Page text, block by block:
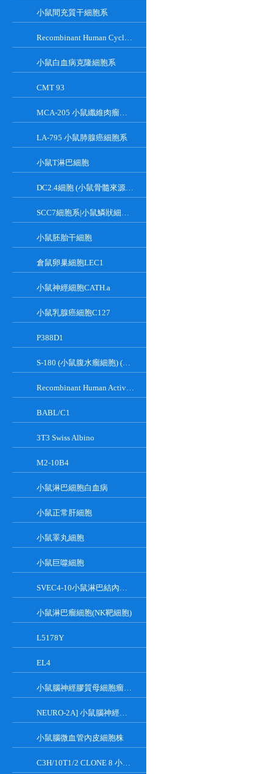
小鼠間充質干細胞系
Recombinant Human Cyclin-Dependent Kinase Inhibitor 2A
小鼠白血病克隆細胞系
CMT 93
MCA-205 小鼠纖維肉瘤細胞系
LA-795 小鼠肺腺癌細胞系
小鼠T淋巴細胞
DC2.4細胞 (小鼠骨髓來源樹突狀細胞)
SCC7細胞系|小鼠鱗狀細胞癌細胞
小鼠胚胎干細胞
倉鼠卵巢細胞LEC1
小鼠神經細胞CATH.a
小鼠乳腺癌細胞C127
P388D1
S-180 (小鼠腹水瘤細胞) (種屬鑒定正確)
Recombinant Human Active Focal Adhesion Kinase
BABL/C1
3T3 Swiss Albino
M2-10B4
小鼠淋巴細胞白血病
小鼠正常肝細胞
小鼠睪丸細胞
小鼠巨噬細胞
SVEC4-10小鼠淋巴結內皮細胞
小鼠淋巴瘤細胞(NK靶細胞)
L5178Y
EL4
小鼠腦神經膠質母細胞瘤瘤株
NEURO-2A] 小鼠腦神經瘤細胞
小鼠腦微血管內皮細胞株
C3H/10T1/2 CLONE 8 小鼠胚胎成纖維細胞系